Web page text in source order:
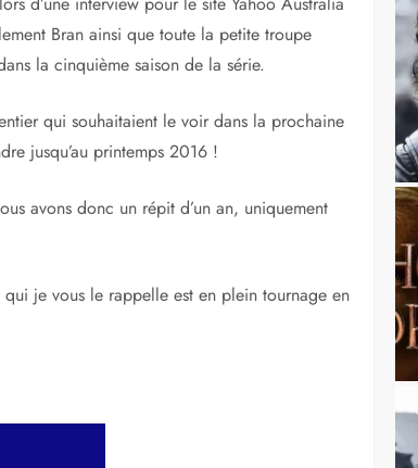
Bran ainsi que toute la petite troupe
la cinquième saison de la série.
qui souhaitaient le voir dans la prochaine
jusqu’au printemps 2016 !
avons donc un répit d’un an, uniquement
je vous le rappelle est en plein tournage en